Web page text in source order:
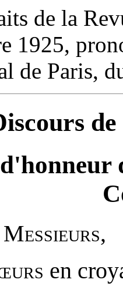
de la
1925,
de Paris,
,
en